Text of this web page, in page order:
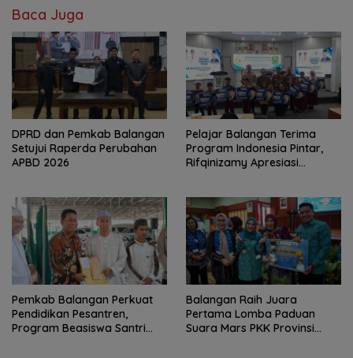
Baca Juga
DPRD dan Pemkab Balangan
Setujui Raperda Perubahan
APBD 2026
Pelajar Balangan Terima
Program Indonesia Pintar,
Rifqinizamy Apresiasi
Pemkab Balangan Perkuat
Pendidikan Pesantren,
Program Beasiswa Santri
Balangan Raih Juara
Pertama Lomba Paduan
Suara Mars PKK Provinsi